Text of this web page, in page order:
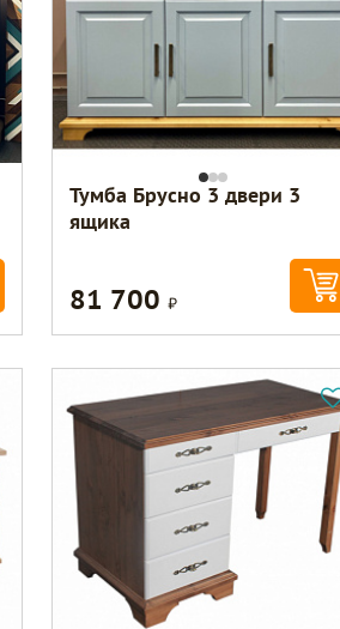
Тумба Брусно 3 двери 3
ящика
81 700 Р